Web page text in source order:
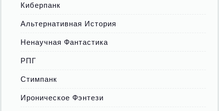
Киберпанк
Альтернативная История
Ненаучная Фантастика
РПГ
Стимпанк
Ироническое Фэнтези